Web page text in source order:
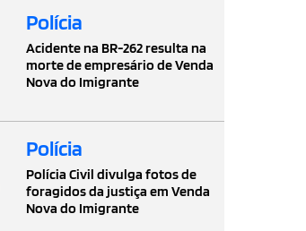
Polícia
Acidente na BR-262 resulta na
morte de empresário de Venda
Nova do Imigrante
Polícia
Polícia Civil divulga fotos de
foragidos da justiça em Venda
Nova do Imigrante